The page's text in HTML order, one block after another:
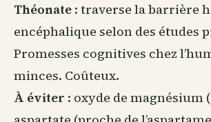
Théonate : traverse la barrière
encéphalique selon des études
Promesses cognitives chez
minces. Coûteux.
À éviter : oxyde de magnésium